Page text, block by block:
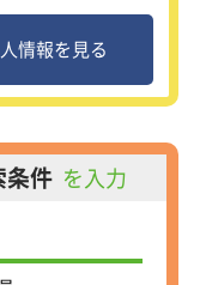
手にしまし
ーズにも、どん
実に応えるの
る大手企業か
あらゆるものづ
先です。
業をお任せしま
情報を見る
条件 を入力